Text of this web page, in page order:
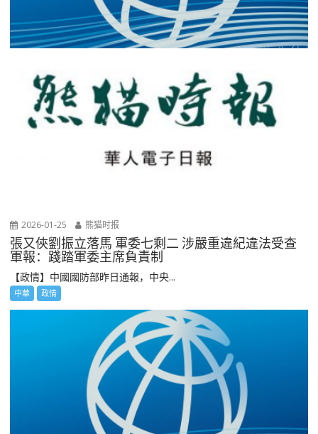
2026-01-25 熊猫时报
張又俠劉振立落馬 軍委七剩二 涉嚴重違紀違法受查
軍報：踐踏軍委主席負責制
【政情】中國國防部昨日通報，中央...
中華 政情